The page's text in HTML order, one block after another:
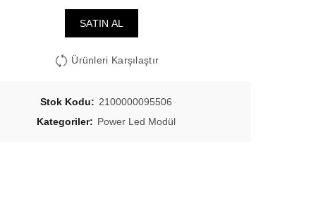
SATIN AL
Ürünleri Karşılaştır
Stok Kodu: 2100000095506
Kategoriler: Power Led Modül